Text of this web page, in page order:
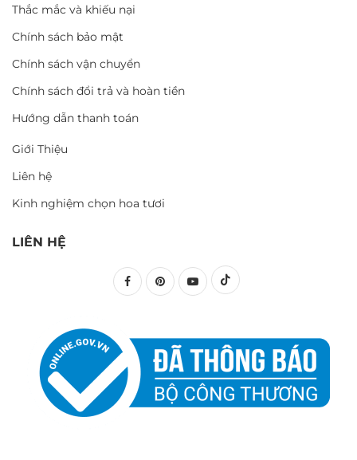
Thắc mắc và khiếu nại
Chính sách bảo mật
Chính sách vận chuyển
Chính sách đổi trả và hoàn tiền
Hướng dẫn thanh toán
Giới Thiệu
Liên hệ
Kinh nghiệm chọn hoa tươi
LIÊN HỆ